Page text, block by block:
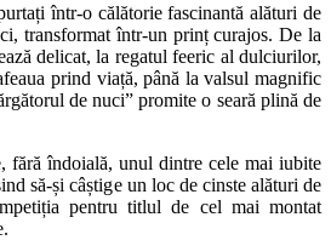
într-o călătorie fascinantă alături de
transformat într-un prinț curajos. De la
delicat, la regatul feeric al dulciurilor,
prind viață, până la valsul magnific
de nuci” promite o seară plină de
fără îndoială, unul dintre cele mai iubite
să-și câștige un loc de cinste alături de
pentru titlul de cel mai montat